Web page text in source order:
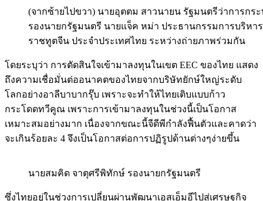
(จากซ้ายไปขวา) นายอุตตม สาวนายน รัฐมนตรีว่าการก
รองนายกรัฐมนตรี นายแจ็ค หม่า ประธานกรรมการบริหาร
ราชทูตจีน ประจำประเทศไทย ระหว่างถ่ายภาพร่วมกัน
โดยระบุว่า การตัดสินใจเข้ามาลงทุนในเขต EEC ของไทย แสดง
ถึงความเชื่อมั่นต่ออนาคตของไทยจากบริษัทยักษ์ใหญ่ระดับ
โลกอย่างอาลีบาบากรุ๊บ เพราะจะทำให้ไทยเติบแบบก้าว
กระโดดทวีคูณ เพราะการเข้ามาลงทุนในช่วงนี้เป็นโอกาส
เหมาะสมอย่างมาก เนื่องจากขณะนี้จีดีพีกำลังฟื้นตัวและคาดว่า
จะเกินร้อยละ 4 จึงเป็นโอกาสต่อการปฏิรูปด้านต่างๆง่ายขึ้น
นายสมคิด จาตุศรีพิทักษ์ รองนายกรัฐมนตรี
ซึ่งไทยอยู่ในช่วงการเปลี่ยนผ่านพัฒนาเอสเอ็มอีไปสู่เศรษฐกิจ